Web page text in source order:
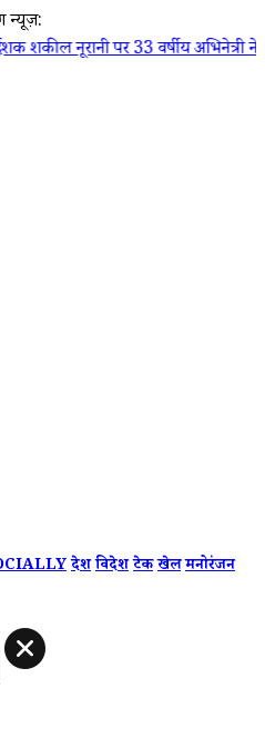
न्यूज़:
33 वर्षीय अभिनेत्री ने लगाया यौन
देशविदेशटेकखेलमनोरंजन